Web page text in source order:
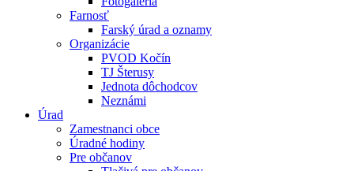
Farnosť
Farský úrad a oznamy
Organizácie
PVOD Kočín
TJ Šterusy
Jednota dôchodcov
Neznámi
Úrad
Zamestnanci obce
Úradné hodiny
Pre občanov